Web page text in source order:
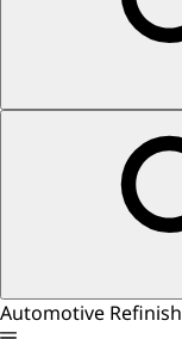
Automotive Refinish